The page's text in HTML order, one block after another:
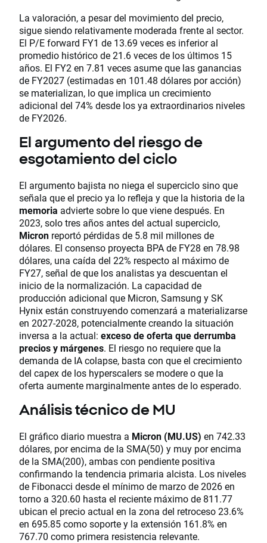
La valoración, a pesar del movimiento del precio,
sigue siendo relativamente moderada frente al sector.
El P/E forward FY1 de 13.69 veces es inferior al
promedio histórico de 21.6 veces de los últimos 15
años. El FY2 en 7.81 veces asume que las ganancias
de FY2027 (estimadas en 101.48 dólares por acción)
se materializan, lo que implica un crecimiento
adicional del 74% desde los ya extraordinarios niveles
de FY2026.
El argumento del riesgo de
esgotamiento del ciclo
El argumento bajista no niega el superciclo sino que
señala que el precio ya lo refleja y que la historia de la
memoria advierte sobre lo que viene después. En
2023, solo tres años antes del actual superciclo,
Micron reportó pérdidas de 5.8 mil millones de
dólares. El consenso proyecta BPA de FY28 en 78.98
dólares, una caída del 22% respecto al máximo de
FY27, señal de que los analistas ya descuentan el
inicio de la normalización. La capacidad de
producción adicional que Micron, Samsung y SK
Hynix están construyendo comenzará a materializarse
en 2027-2028, potencialmente creando la situación
inversa a la actual: exceso de oferta que derrumba
precios y márgenes. El riesgo no requiere que la
demanda de IA colapse, basta con que el crecimiento
del capex de los hyperscalers se modere o que la
oferta aumente marginalmente antes de lo esperado.
Análisis técnico de MU
El gráfico diario muestra a Micron (MU.US) en 742.33
dólares, por encima de la SMA(50) y muy por encima
de la SMA(200), ambas con pendiente positiva
confirmando la tendencia primaria alcista. Los niveles
de Fibonacci desde el mínimo de marzo de 2026 en
torno a 320.60 hasta el reciente máximo de 811.77
ubican el precio actual en la zona del retroceso 23.6%
en 695.85 como soporte y la extensión 161.8% en
767.70 como primera resistencia relevante.